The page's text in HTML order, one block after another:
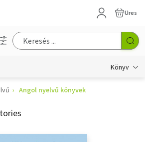
Üres
Könyv
Angol nyelvű könyvek